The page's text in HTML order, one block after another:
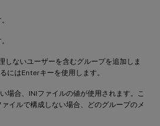
ないユーザーを含むグループを追加しま
にはEnterキーを使用します。
場合、INIファイルの値が使用されます。こ
イルで構成しない場合、どのグループのメ